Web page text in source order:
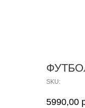
SKU:
5990,00